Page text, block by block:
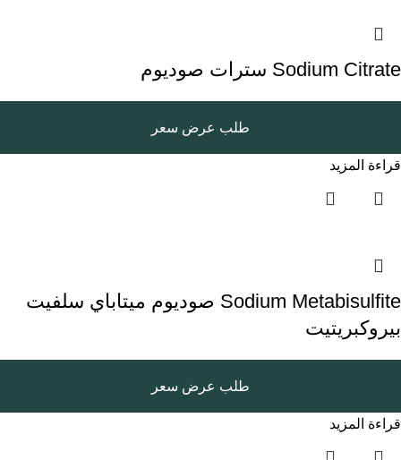
Sodium Citrate سترات صوديوم
طلب عرض سعر
قراءة المزيد
Sodium Metabisulfite صوديوم ميتاباي سلفيت
بيروكبريتيت
طلب عرض سعر
قراءة المزيد